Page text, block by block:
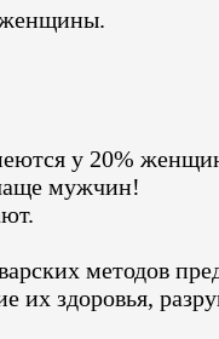
женщины.
у 20%
мужчин!
методов
их здоровья,